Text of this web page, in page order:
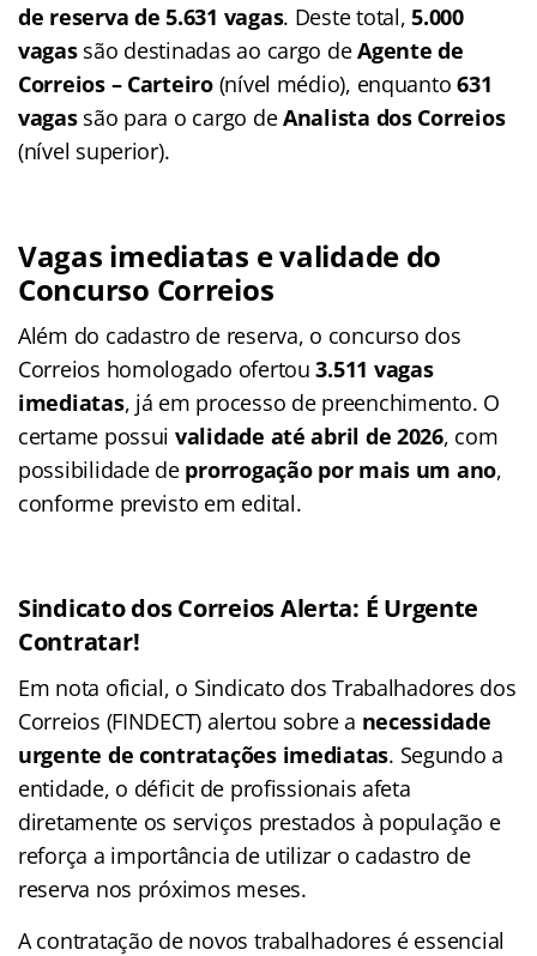
de reserva de 5.631 vagas. Deste total,5.000
vagassão destinadas ao cargo deAgente de
Correios – Carteiro(nível médio), enquanto631
vagassão para o cargo deAnalista dos Correios
(nível superior).
Vagas imediatas e validade do
Concurso Correios
Além do cadastro de reserva, o concurso dos
Correios homologado ofertou3.511 vagas
imediatas, já em processo de preenchimento. O
certame possui validade até abril de 2026, com
possibilidade de prorrogação por mais um ano,
conforme previsto em edital.
Sindicato dos Correios Alerta: É Urgente
Contratar!
Em nota oficial, o Sindicato dos Trabalhadores dos
Correios (FINDECT) alertou sobre a necessidade
urgente de contratações imediatas. Segundo a
entidade, o déficit de profissionais afeta
diretamente os serviços prestados à população e
reforça a importância de utilizar o cadastro de
reserva nos próximos meses.
A contratação de novos trabalhadores é essencial